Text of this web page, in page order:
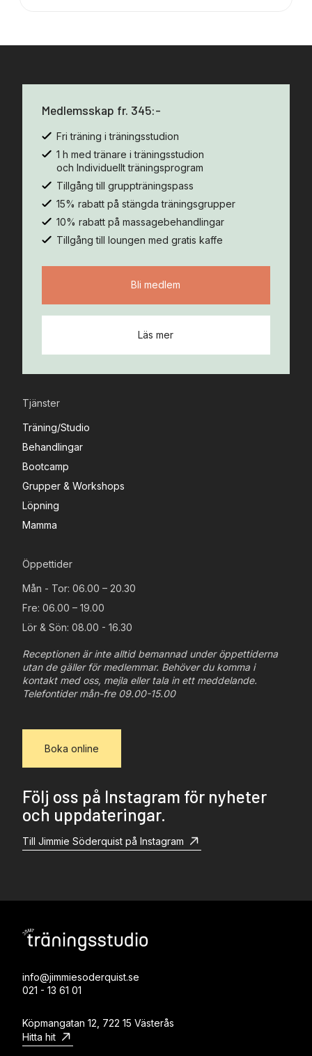
Tjänster
Träning/Studio
Behandlingar
Bootcamp
Grupper & Workshops
Löpning
Mamma
Öppettider
Mån - Tor: 06.00 – 20.30
Fre: 06.00 – 19.00
Lör & Sön: 08.00 - 16.30
Receptionen är inte alltid bemannad under öppettiderna
utan de gäller för medlemmar. Behöver du komma i
kontakt med oss, mejla eller tala in ett meddelande.
Telefontider mån-fre 09.00-15.00
Boka online
Följ oss på Instagram för nyheter
och uppdateringar.
Till Jimmie Söderquist på Instagram
Medlemsskap fr. 345:-
Fri träning i träningsstudion
1 h med tränare i träningsstudion
och Individuellt träningsprogram
Tillgång till gruppträningspass
15% rabatt på stängda träningsgrupper
10% rabatt på massagebehandlingar
Tillgång till loungen med gratis kaffe
Bli medlem
Läs mer
info@jimmiesoderquist.se
021 - 13 61 01
Köpmangatan 12, 722 15 Västerås
Hitta hit